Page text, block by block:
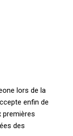
lors de la
enfin de
premières
des